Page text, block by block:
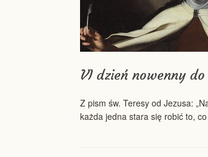
VI dzień nowenny
Z pism św. Teresy od Jezusa:
każda jedna stara się robić to,